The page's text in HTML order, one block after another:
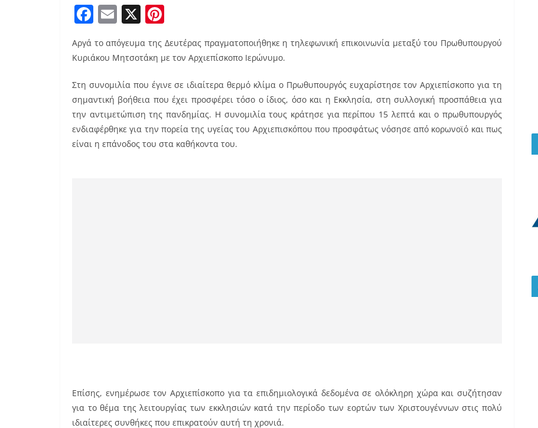
F
c
b
o
o
k
E
m
ai
X
er
st
Αργά το απόγευμα της Δευτέρας πραγματοποιήθηκε η τηλεφωνική επικοινωνία μεταξύ του Πρωθυπουργού
Κυριάκου Μητσοτάκη με τον Αρχιεπίσκοπο Ιερώνυμο.
Στη συνομιλία που έγινε σε ιδιαίτερα θερμό κλίμα ο Πρωθυπουργός ευχαρίστησε τον Αρχιεπίσκοπο για τη
σημαντική βοήθεια που έχει προσφέρει τόσο ο ίδιος, όσο και η Εκκλησία, στη συλλογική προσπάθεια για
την αντιμετώπιση της πανδημίας. Η συνομιλία τους κράτησε για περίπου 15 λεπτά και ο πρωθυπουργός
ενδιαφέρθηκε για την πορεία της υγείας του Αρχιεπισκόπου που προσφάτως νόσησε από κορωνοϊό και πως
είναι η επάνοδος του στα καθήκοντα του.
Επίσης, ενημέρωσε τον Αρχιεπίσκοπο για τα επιδημιολογικά δεδομένα σε ολόκληρη χώρα και συζήτησαν
για το θέμα της λειτουργίας των εκκλησιών κατά την περίοδο των εορτών των Χριστουγέννων στις πολύ
ιδιαίτερες συνθήκες που επικρατούν αυτή τη χρονιά.